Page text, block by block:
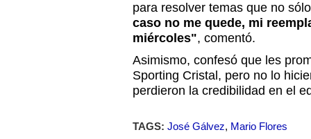
para resolver temas que no
caso no me quede, mi
miércoles", comentó.
Asimismo, confesó que les
Sporting Cristal, pero no lo
perdieron la credibilidad en el
TAGS: José Gálvez, Mario Flores